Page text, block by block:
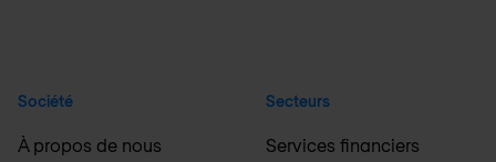
Société
À propos de nous
Secteurs
Services financiers